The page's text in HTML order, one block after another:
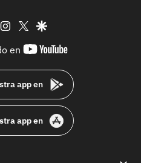
instagram
twittergoogle
en
youtube-
app en
app en